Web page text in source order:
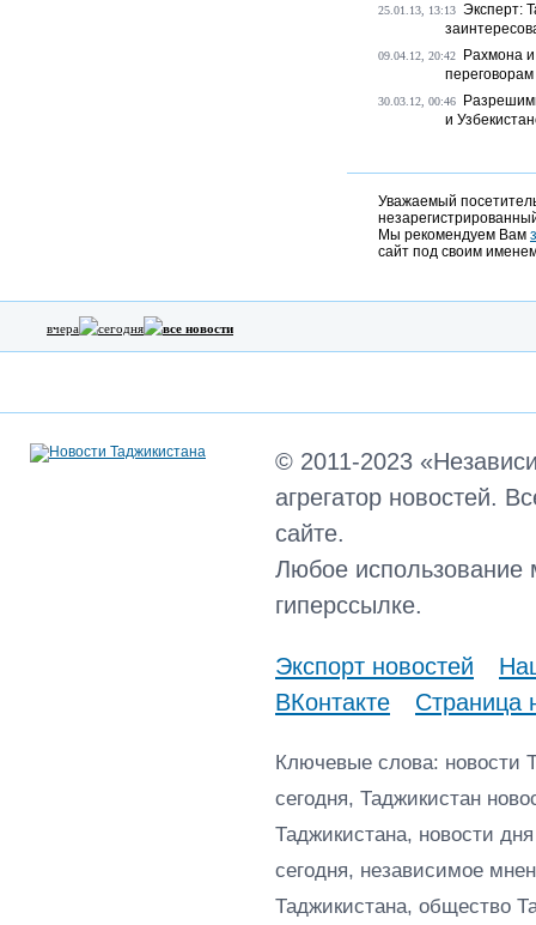
25.01.13, 13:13 Эксперт:
09.04.12, 20:42
Рахмона
переговорам
30.03.12, 00:46
и
Уважаемый
Мы рекомендуем Вам
сайт под своим
вчера сегодня все новости
© 2011-2023
агрегатор новостей.
сайте.
Любое использование
гиперссылке.
Экспорт новостей
ВКонтакте
Страница
Ключевые слова: новости
сегодня, Таджикистан
Таджикистана, новости
сегодня, независимое
Таджикистана, общество